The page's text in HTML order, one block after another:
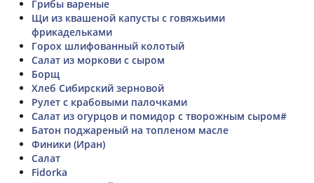
Грибы вареные
Щи из квашеной капусты с говяжьими
фрикадельками
Горох шлифованный колотый
Салат из моркови с сыром
Борщ
Хлеб Сибирский зерновой
Рулет с крабовыми палочками
Салат из огурцов и помидор с творожным сыром#
Батон поджареный на топленом масле
Финики (Иран)
Салат
Fidorka